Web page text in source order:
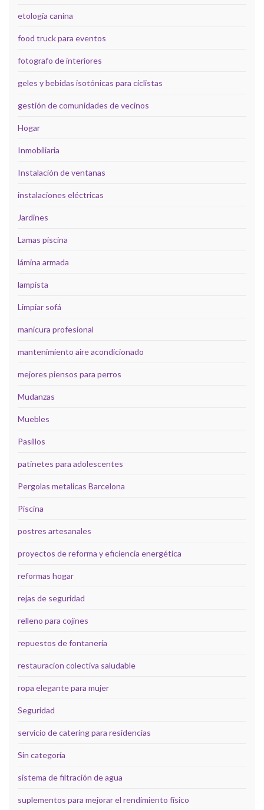
etología canina
food truck para eventos
fotografo de interiores
geles y bebidas isotónicas para ciclistas
gestión de comunidades de vecinos
Hogar
Inmobiliaria
Instalación de ventanas
instalaciones eléctricas
Jardines
Lamas piscina
lámina armada
lampista
Limpiar sofá
manicura profesional
mantenimiento aire acondicionado
mejores piensos para perros
Mudanzas
Muebles
Pasillos
patinetes para adolescentes
Pergolas metalicas Barcelona
Piscina
postres artesanales
proyectos de reforma y eficiencia energética
reformas hogar
rejas de seguridad
relleno para cojines
repuestos de fontanería
restauracion colectiva saludable
ropa elegante para mujer
Seguridad
servicio de catering para residencias
Sin categoría
sistema de filtración de agua
suplementos para mejorar el rendimiento físico